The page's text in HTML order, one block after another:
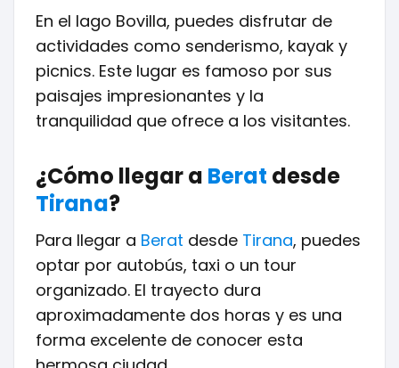
En el lago Bovilla, puedes disfrutar de
actividades como senderismo, kayak y
picnics. Este lugar es famoso por sus
paisajes impresionantes y la
tranquilidad que ofrece a los visitantes.
¿Cómo llegar a Berat desde
Tirana?
Para llegar a Berat desde Tirana, puedes
optar por autobús, taxi o un tour
organizado. El trayecto dura
aproximadamente dos horas y es una
forma excelente de conocer esta